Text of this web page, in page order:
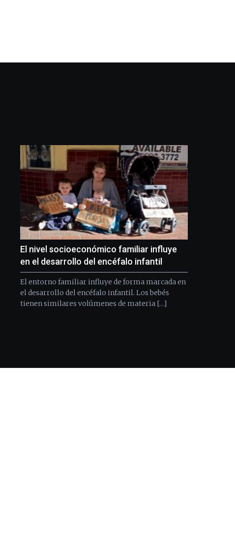
El nivel socioeconómico familiar influye
en el desarrollo del encéfalo infantil
El entorno familiar influye de forma marcada en
el desarrollo del encéfalo infantil. Los bebés
tienen similares volúmenes de materia […]